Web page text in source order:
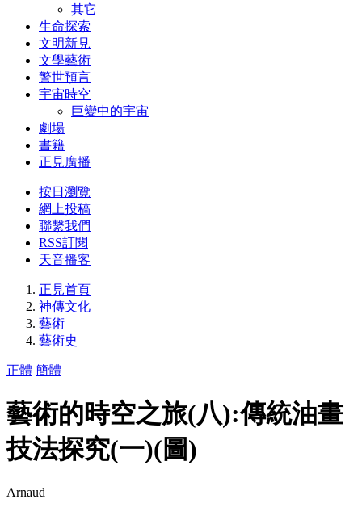
其它
生命探索
文明新見
文學藝術
警世預言
宇宙時空
巨變中的宇宙
劇場
書籍
正見廣播
按日瀏覽
網上投稿
聯繫我們
RSS訂閱
天音播客
正見首頁
神傳文化
藝術
藝術史
正體 簡體
藝術的時空之旅(八):傳統油畫
技法探究(一)(圖)
Arnaud